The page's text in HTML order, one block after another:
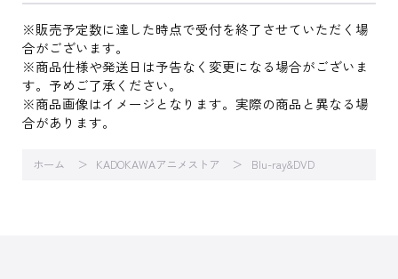
※販売予定数に達した時点で受付を終了させていただく場
合がございます。
※商品仕様や発送日は予告なく変更になる場合がございま
す。予めご了承ください。
※商品画像はイメージとなります。実際の商品と異なる場
合があります。
ホーム KADOKAWAアニメストア Blu-ray&DVD